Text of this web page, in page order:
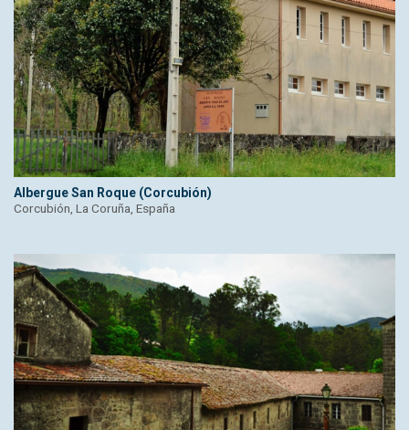
Albergue San Roque (Corcubión)
Corcubión, La Coruña, España